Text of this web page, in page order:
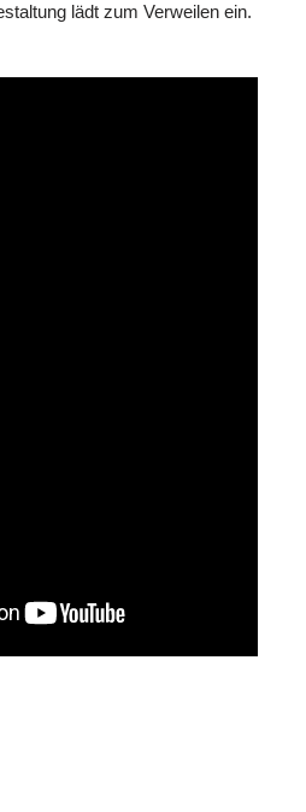
lädt zum Verweilen ein.